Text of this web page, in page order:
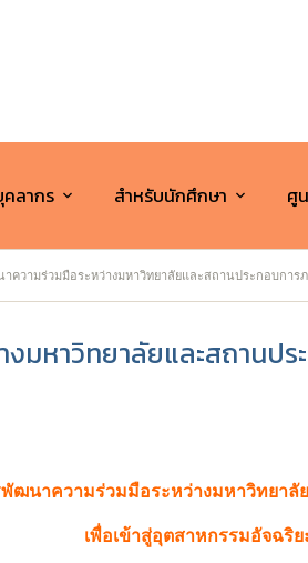
ลากร สำหรับนักศึกษา ศู
ความร่วมมือระหว่างมหาวิทยาลัยและสถานประกอบการ
มหาวิทยาลัยและสถานป
ฒนาความร่วมมือระหว่างมหาวิทยาลั
เพื่อเข้าสู่อุตสาหกรรมอัจฉริย